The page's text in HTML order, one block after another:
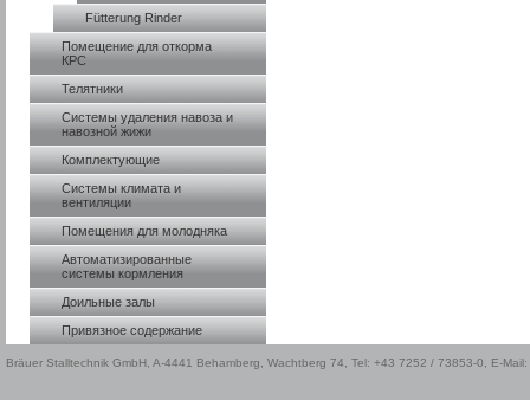
Fütterung Rinder
Помещение для откорма
КРС
Телятники
Системы удаления навоза и
навозной жижи
Комплектующие
Системы климата и
вентиляции
Помещения для молодняка
Автоматизированные
системы кормления
Доильные залы
Привязное содержание
Bräuer Stalltechnik GmbH, A-4441 Behamberg, Wachtberg 74, Tel: +43 7252 / 73853-0, E-Mail: